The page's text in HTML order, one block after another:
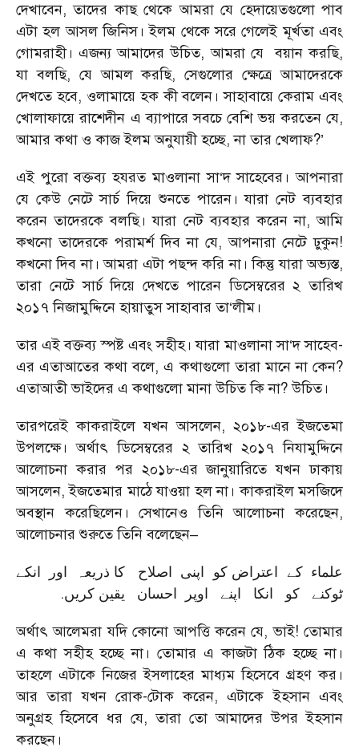
দেখাবেন, তাদের কাছ থেকে আমরা যে হেদায়েতগুলো পাব
এটা হল আসল জিনিস। ইলম থেকে সরে গেলেই মূর্খতা এবং
গোমরাহী। এজন্য আমাদের উচিত, আমরা যে বয়ান করছি,
যা বলছি, যে আমল করছি, সেগুলোর ক্ষেত্রে আমাদেরকে
দেখতে হবে, ওলামায়ে হক কী বলেন। সাহাবায়ে কেরাম এবং
খোলাফায়ে রাশেদীন এ ব্যাপারে সবচে বেশি ভয় করতেন যে,
আমার কথা ও কাজ ইলম অনুযায়ী হচ্ছে, না তার খেলাফ?’
এই পুরো বক্তব্য হযরত মাওলানা সা‘দ সাহেবের। আপনারা
যে কেউ নেটে সার্চ দিয়ে শুনতে পারেন। যারা নেট ব্যবহার
করেন তাদেরকে বলছি। যারা নেট ব্যবহার করেন না, আমি
কখনো তাদেরকে পরামর্শ দিব না যে, আপনারা নেটে ঢুকুন!
কখনো দিব না। আমরা এটা পছন্দ করি না। কিন্তু যারা অভ্যস্ত,
তারা নেটে সার্চ দিয়ে দেখতে পারেন ডিসেম্বরের ২ তারিখ
২০১৭ নিজামুদ্দিনে হায়াতুস সাহাবার তা‘লীম।
তার এই বক্তব্য স্পষ্ট এবং সহীহ। যারা মাওলানা সা‘দ সাহেব-
এর এতাআতের কথা বলে, এ কথাগুলো তারা মানে না কেন?
এতাআতী ভাইদের এ কথাগুলো মানা উচিত কি না? উচিত।
তারপরেই কাকরাইলে যখন আসলেন, ২০১৮-এর ইজতেমা
উপলক্ষে। অর্থাৎ ডিসেম্বরের ২ তারিখ ২০১৭ নিযামুদ্দিনে
আলোচনা করার পর ২০১৮-এর জানুয়ারিতে যখন ঢাকায়
আসলেন, ইজতেমার মাঠে যাওয়া হল না। কাকরাইল মসজিদে
অবস্থান করেছিলেন। সেখানেও তিনি আলোচনা করেছেন,
আলোচনার শুরুতে তিনি বলেছেন–
علماء کے اعتراض کو اپنی اصلاح کا ذریعہ اور انکے
ٹوکنے کو انکا اپنے اوپر احسان یقین کریں.
অর্থাৎ আলেমরা যদি কোনো আপত্তি করেন যে, ভাই! তোমার
এ কথা সহীহ হচ্ছে না। তোমার এ কাজটা ঠিক হচ্ছে না।
তাহলে এটাকে নিজের ইসলাহের মাধ্যম হিসেবে গ্রহণ কর।
আর তারা যখন রোক-টোক করেন, এটাকে ইহসান এবং
অনুগ্রহ হিসেবে ধর যে, তারা তো আমাদের উপর ইহসান
করছেন।